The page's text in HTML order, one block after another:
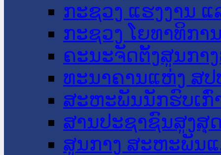
ກະຊວງ ແຮງງານ
ກະຊວງ ໂຍທາທິກາ
ຄະນະຈັດຕັ້ງສູນກາ
ທະນາຄານແຫ່ງ ສປ
ສະຫະພັນນັກຮົບເກົ່
ສານປະຊາຊົນສູງສຸ
ສູນກາງ ສະຫະພັນ